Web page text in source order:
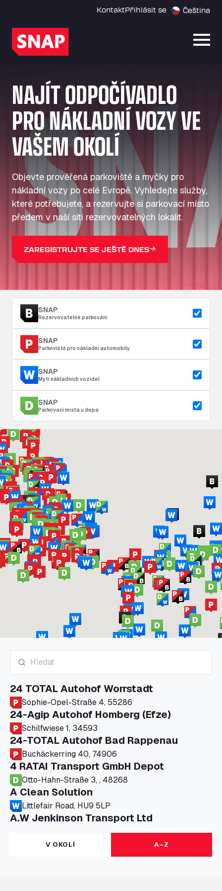
KontaktPřihlásit se Čeština
NAJÍT ODPOČÍVADLO
PRO NÁKLADNÍ VOZY VE
VAŠEM OKOLÍ
Objevte prověřená parkoviště a myčky pro
nákladní vozy po celé Evropě. Vyhledejte služby,
které potřebujete, a rezervujte si parkovací místo
předem v naší síti rezervovatelných lokalit.
ZAREGISTRUJTE SE JEŠTĚ DNES
SNAP
Rezervovatelné parkování
SNAP
Parkoviště pro nákladní automobily
SNAP
Mytí nákladních vozidel
SNAP
Parkovací místa u depa
24 TOTAL Autohof Worrstadt
Sophie-Opel-Straße 4, 55286
24-Agip Autohof Homberg (Efze)
Schilfwiese 1, 34593
24-TOTAL Autohof Bad Rappenau
Buchäckerring 40, 74906
4 RATAI Transport GmbH Depot
Otto-Hahn-Straße 3, , 48268
A Clean Solution
Littlefair Road, HU9 5LP
A.W Jenkinson Transport Ltd
Progress House, ME11 5GA
A+G Nettetal - Depot Parking
Am Panneschopp 7, 41334
V OKOLÍ A–Z